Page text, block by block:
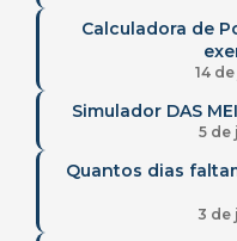
Calculadora de
14
Simulador DAS
5 de
Quantos dias
3 de